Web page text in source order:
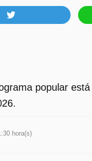
popular
hora(s)